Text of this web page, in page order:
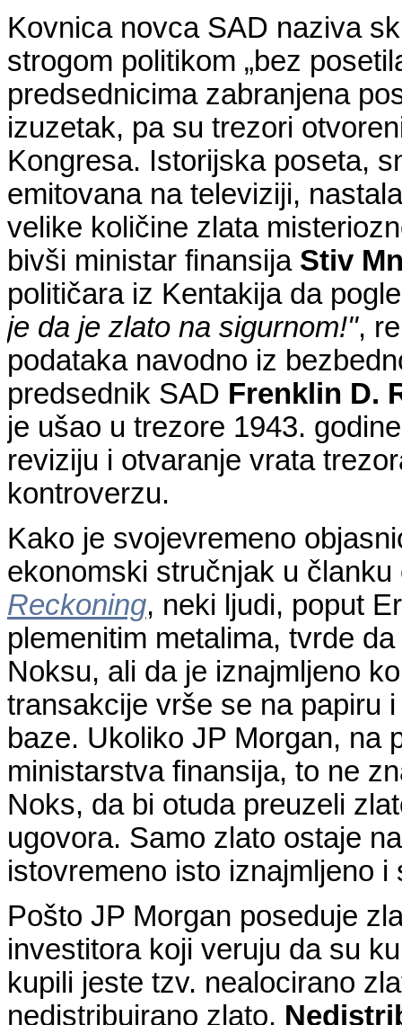
Kovnica novca SAD naziva
strogom politikom „bez
predsednicima zabranjena
izuzetak, pa su trezori
Kongresa. Istorijska poseta,
emitovana na televiziji,
velike količine zlata
bivši ministar finansija Stiv
političara iz Kentakija da
je da je zlato na sigurnom!",
podataka navodno iz
predsednik SAD Frenklin D.
je ušao u trezore 1943.
reviziju i otvaranje vrata
kontroverzu.
Kako je svojevremeno
ekonomski stručnjak u
Reckoning, neki ljudi, poput
plemenitim metalima, tvrde
Noksu, ali da je iznajmljeno
transakcije vrše se na papiru
baze. Ukoliko JP Morgan, na
ministarstva finansija, to ne
Noks, da bi otuda preuzeli
ugovora. Samo zlato ostaje
istovremeno isto iznajmljeno
Pošto JP Morgan poseduje
investitora koji veruju da su
kupili jeste tzv. nealocirano
nedistribuirano zlato.